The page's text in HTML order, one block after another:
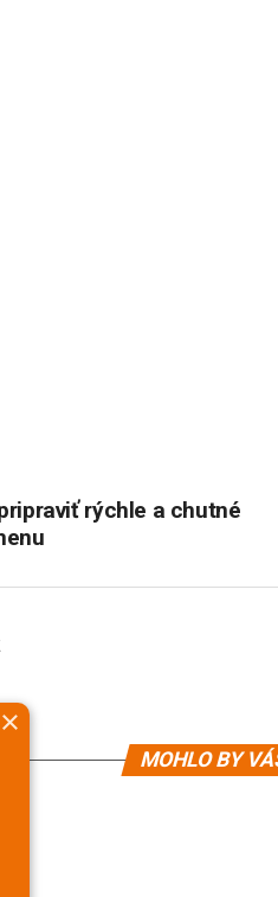
rýchle a chutné
MOHLO BY
×